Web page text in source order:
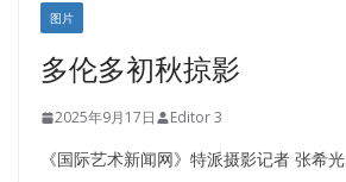
图片
多伦多初秋掠影
2025年9月17日 Editor 3
《国际艺术新闻网》特派摄影记者 张希光